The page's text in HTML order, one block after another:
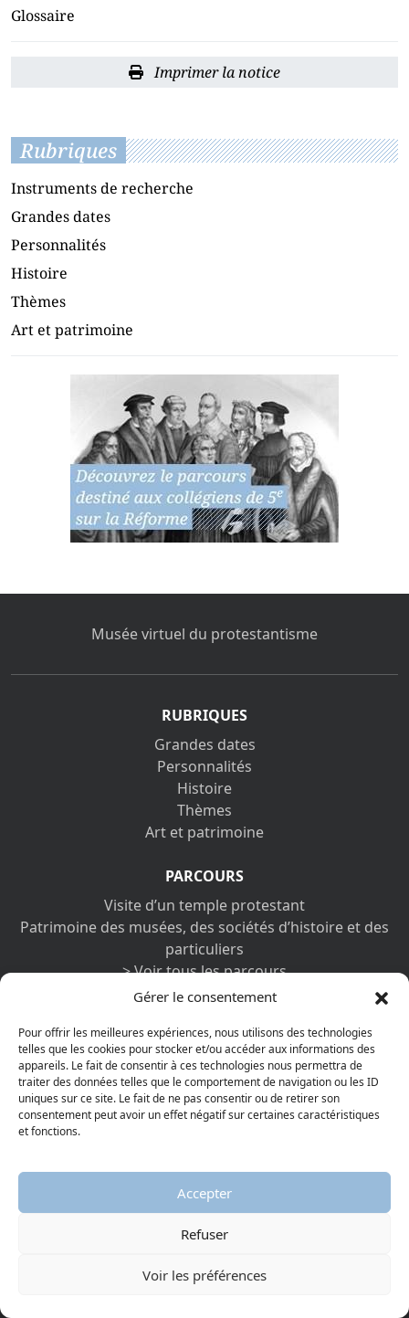
Gérer le consentement
Pour offrir les meilleures expériences, nous utilisons des technologies
telles que les cookies pour stocker et/ou accéder aux informations des
appareils. Le fait de consentir à ces technologies nous permettra de
traiter des données telles que le comportement de navigation ou les ID
uniques sur ce site. Le fait de ne pas consentir ou de retirer son
consentement peut avoir un effet négatif sur certaines caractéristiques
et fonctions.
Accepter
Refuser
Voir les préférences
Glossaire
Imprimer la notice
Rubriques
Instruments de recherche
Grandes dates
Personnalités
Histoire
Thèmes
Art et patrimoine
Musée virtuel du protestantisme
RUBRIQUES
Grandes dates
Personnalités
Histoire
Thèmes
Art et patrimoine
PARCOURS
Visite d’un temple protestant
Patrimoine des musées, des sociétés d’histoire et des
particuliers
> Voir tous les parcours
Alexis Muston (1810-1888)
Henri IV (1553-1610)
Sébastien Castellion (1515-1563)
Étudier l’hébreu à Strasbourg au temps de la Réforme
méconnu
> Voir toutes les expositions
MEDIATHEQUE
Images